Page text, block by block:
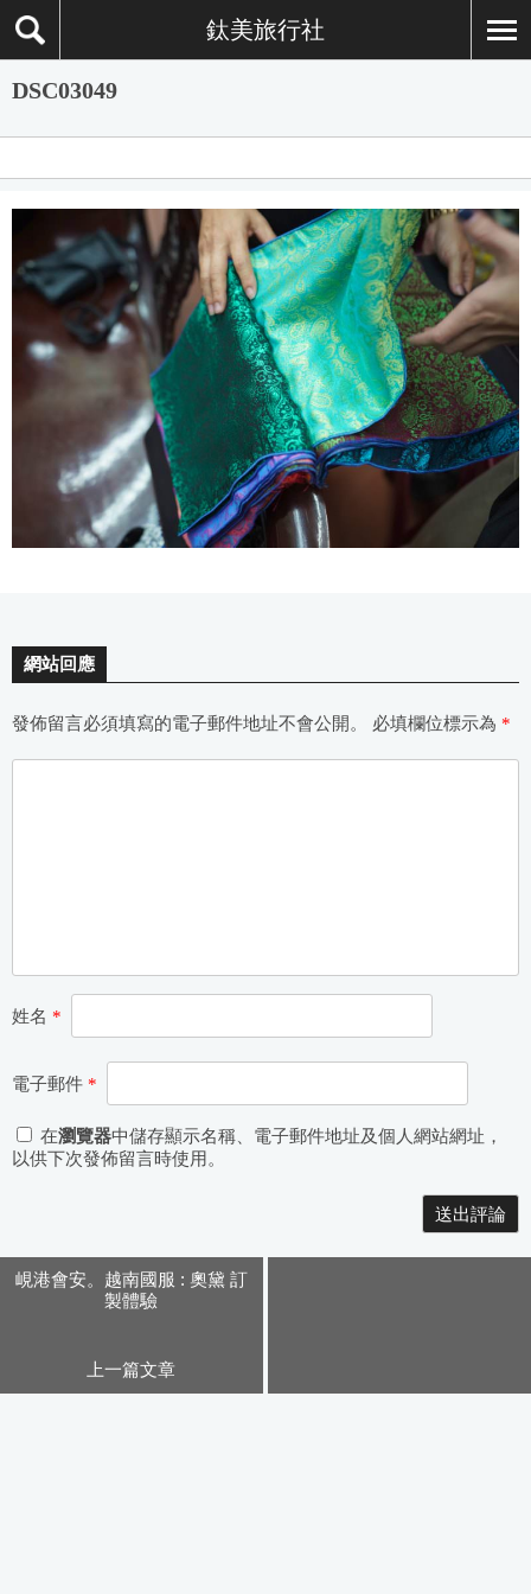
鈦美旅行社
DSC03049
網站回應
發佈留言必須填寫的電子郵件地址不會公開。 必填欄位標示為 *
姓名 *
電子郵件 *
在瀏覽器中儲存顯示名稱、電子郵件地址及個人網站網址，
以供下次發佈留言時使用。
峴港會安。越南國服 : 奧黛 訂
製體驗
上一篇文章